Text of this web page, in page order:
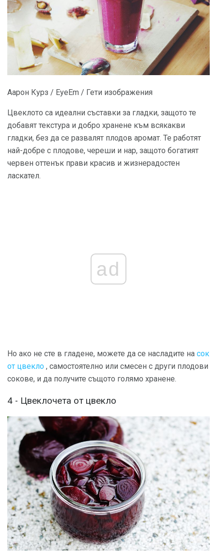
Аарон Курз / EyeEm / Гети изображения
Цвеклото са идеални съставки за гладки, защото те
добавят текстура и добро хранене към всякакви
гладки, без да се развалят плодов аромат. Те работят
най-добре с плодове, череши и нар, защото богатият
червен оттенък прави красив и жизнерадостен
ласкател.
ad
Но ако не сте в гладене, можете да се насладите на сок
от цвекло , самостоятелно или смесен с други плодови
сокове, и да получите същото голямо хранене.
4 - Цвеклочета от цвекло